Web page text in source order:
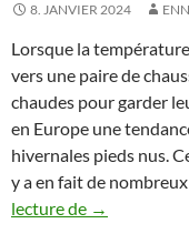
8. JANVIER 2024
Lorsque la
vers une paire de
chaudes pour garder
en Europe une
hivernales pieds nus.
y a en fait de
lecture de Pieds
→